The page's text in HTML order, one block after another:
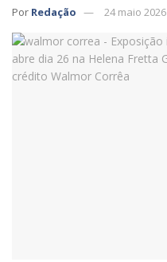
Por Redação 24 maio 2026